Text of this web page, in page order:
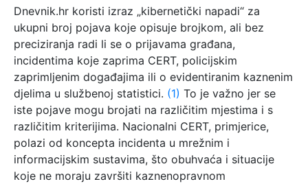
Dnevnik.hr koristi izraz „kibernetički napadi“ za
ukupni broj pojava koje opisuje brojkom, ali bez
preciziranja radi li se o prijavama građana,
incidentima koje zaprima CERT, policijskim
zaprimljenim događajima ili o evidentiranim kaznenim
djelima u službenoj statistici. (1) To je važno jer se
iste pojave mogu brojati na različitim mjestima i s
različitim kriterijima. Nacionalni CERT, primjerice,
polazi od koncepta incidenta u mrežnim i
informacijskim sustavima, što obuhvaća i situacije
koje ne moraju završiti kaznenopravnom